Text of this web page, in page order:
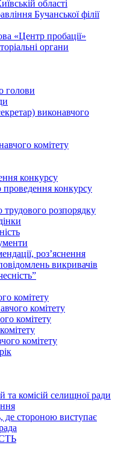
області
Бучанської філії
«Центр пробації»
органи
голови
виконавчого
комітету
конкурсу
конкурсу
розпорядку
роз’яснення
викривачів
комітету
комітету
комітету
комітету
та комісій селищної ради
де стороною виступає